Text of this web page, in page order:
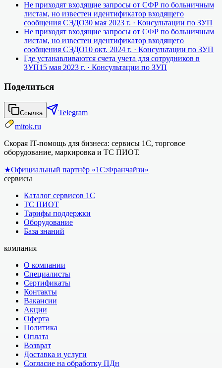
Не приходят входящие запросы от СФР по больничным
листам, но известен идентификатор входящего
сообщения СЭДО30 мая 2023 г. · Консультации по ЗУП
Не приходят входящие запросы от СФР по больничным
листам, но известен идентификатор входящего
сообщения СЭДО10 окт. 2024 г. · Консультации по ЗУП
Где устанавливаются счета учета для сотрудников в
ЗУП15 мая 2023 г. · Консультации по ЗУП
Поделиться
Ссылка
Telegram
mitok.ru
Скорая IT-помощь для бизнеса: сервисы 1С, торговое
оборудование, маркировка и ТС ПИОТ.
★Официальный партнёр «1С:Франчайзи»
сервисы
Каталог сервисов 1С
ТС ПИОТ
Тарифы поддержки
Оборудование
База знаний
компания
О компании
Специалисты
Сертификаты
Контакты
Вакансии
Акции
Оферта
Политика
Оплата
Возврат
Доставка и услуги
Согласие на обработку ПДн